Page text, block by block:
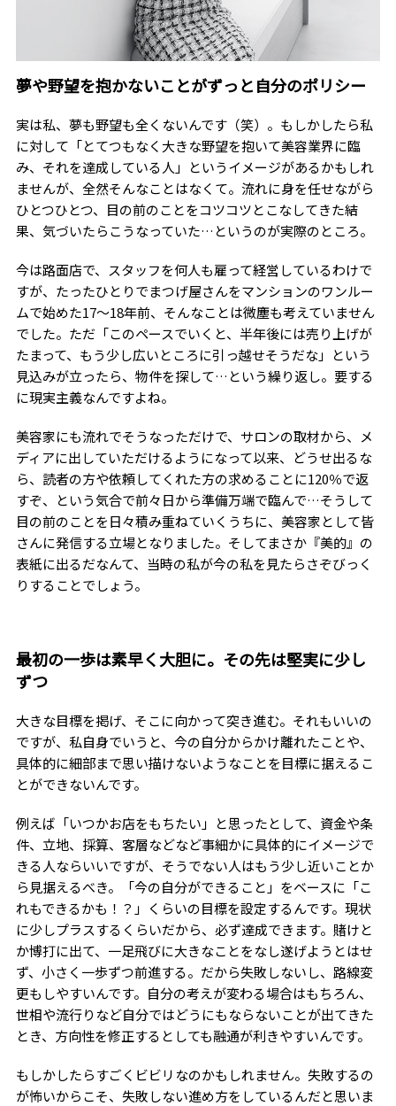
夢や野望を抱かないことがずっと自分のポリシー
実は私、夢も野望も全くないんです（笑）。もしかしたら私
に対して「とてつもなく大きな野望を抱いて美容業界に臨
み、それを達成している人」というイメージがあるかもしれ
ませんが、全然そんなことはなくて。流れに身を任せながら
ひとつひとつ、目の前のことをコツコツとこなしてきた結
果、気づいたらこうなっていた…というのが実際のところ。
今は路面店で、スタッフを何人も雇って経営しているわけで
すが、たったひとりでまつげ屋さんをマンションのワンルー
ムで始めた17～18年前、そんなことは微塵も考えていません
でした。ただ「このペースでいくと、半年後には売り上げが
たまって、もう少し広いところに引っ越せそうだな」という
見込みが立ったら、物件を探して…という繰り返し。要する
に現実主義なんですよね。
美容家にも流れでそうなっただけで、サロンの取材から、メ
ディアに出していただけるようになって以来、どうせ出るな
ら、読者の方や依頼してくれた方の求めることに120％で返
すぞ、という気合で前々日から準備万端で臨んで…そうして
目の前のことを日々積み重ねていくうちに、美容家として皆
さんに発信する立場となりました。そしてまさか『美的』の
表紙に出るだなんて、当時の私が今の私を見たらさぞびっく
りすることでしょう。
最初の一歩は素早く大胆に。その先は堅実に少し
ずつ
大きな目標を掲げ、そこに向かって突き進む。それもいいの
ですが、私自身でいうと、今の自分からかけ離れたことや、
具体的に細部まで思い描けないようなことを目標に据えるこ
とができないんです。
例えば「いつかお店をもちたい」と思ったとして、資金や条
件、立地、採算、客層などなど事細かに具体的にイメージで
きる人ならいいですが、そうでない人はもう少し近いことか
ら見据えるべき。「今の自分ができること」をベースに「こ
れもできるかも！？」くらいの目標を設定するんです。現状
に少しプラスするくらいだから、必ず達成できます。賭けと
か博打に出て、一足飛びに大きなことをなし遂げようとはせ
ず、小さく一歩ずつ前進する。だから失敗しないし、路線変
更もしやすいんです。自分の考えが変わる場合はもちろん、
世相や流行りなど自分ではどうにもならないことが出てきた
とき、方向性を修正するとしても融通が利きやすいんです。
もしかしたらすごくビビリなのかもしれません。失敗するの
が怖いからこそ、失敗しない進め方をしているんだと思いま